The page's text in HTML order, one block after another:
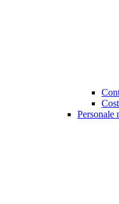
Personale